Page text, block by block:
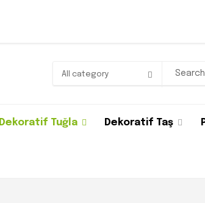
All category
Dekoratif Tuğla Dekoratif Taş